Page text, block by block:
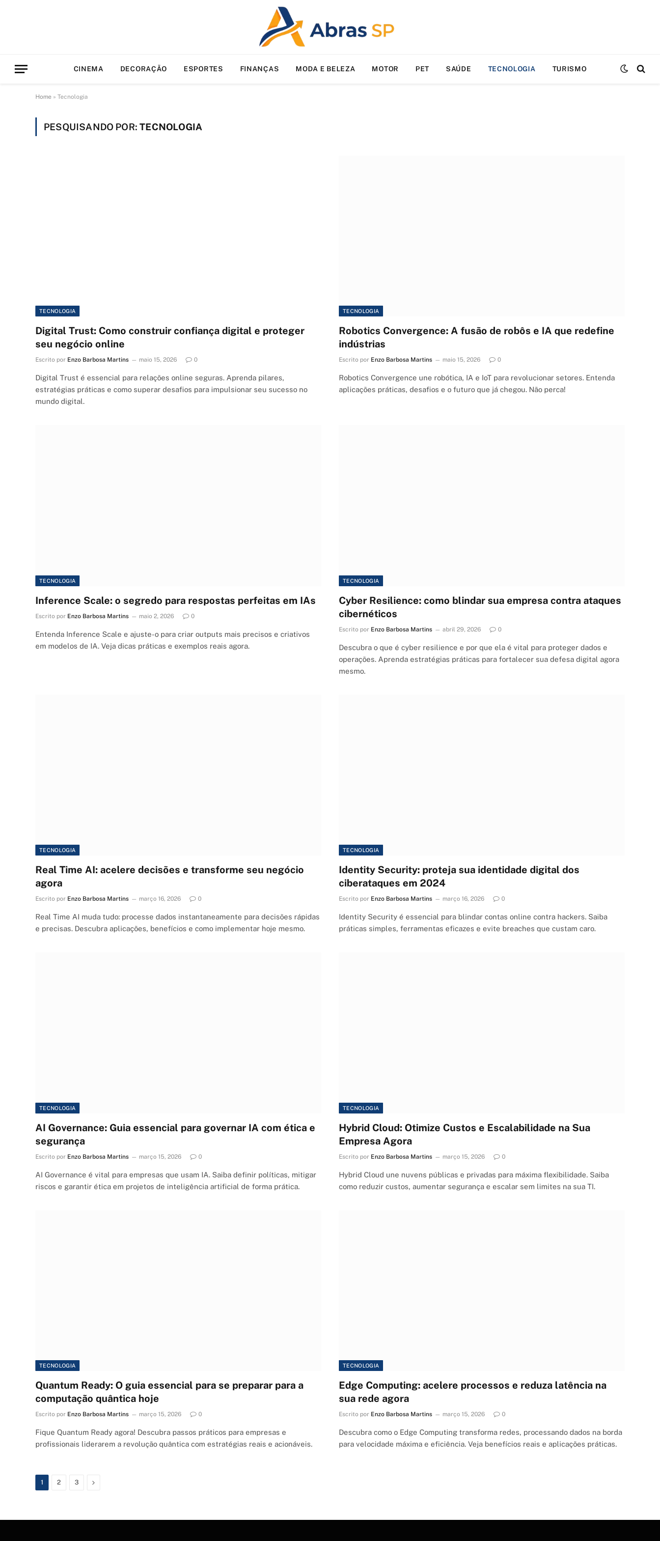
CINEMA DECORAÇÃO ESPORTES FINANÇAS MODA E BELEZA MOTOR PET SAÚDE TECNOLOGIA TURISMO
Home » Tecnologia
PESQUISANDO POR:TECNOLOGIA
TECNOLOGIA
Digital Trust: Como construir confiança digital e proteger
seu negócio online
Escrito por Enzo Barbosa Martins maio 15, 2026 0
Digital Trust é essencial para relações online seguras. Aprenda pilares,
estratégias práticas e como superar desafios para impulsionar seu sucesso no
mundo digital.
TECNOLOGIA
Robotics Convergence: A fusão de robôs e IA que redefine
indústrias
Escrito por Enzo Barbosa Martins maio 15, 2026 0
Robotics Convergence une robótica, IA e IoT para revolucionar setores. Entenda
aplicações práticas, desafios e o futuro que já chegou. Não perca!
TECNOLOGIA
Inference Scale: o segredo para respostas perfeitas em IAs
Escrito por Enzo Barbosa Martins maio 2, 2026 0
Entenda Inference Scale e ajuste-o para criar outputs mais precisos e criativos
em modelos de IA. Veja dicas práticas e exemplos reais agora.
TECNOLOGIA
Cyber Resilience: como blindar sua empresa contra ataques
cibernéticos
Escrito por Enzo Barbosa Martins abril 29, 2026 0
Descubra o que é cyber resilience e por que ela é vital para proteger dados e
operações. Aprenda estratégias práticas para fortalecer sua defesa digital agora
mesmo.
TECNOLOGIA
Real Time AI: acelere decisões e transforme seu negócio
agora
Escrito por Enzo Barbosa Martins março 16, 2026 0
Real Time AI muda tudo: processe dados instantaneamente para decisões rápidas
e precisas. Descubra aplicações, benefícios e como implementar hoje mesmo.
TECNOLOGIA
Identity Security: proteja sua identidade digital dos
ciberataques em 2024
Escrito por Enzo Barbosa Martins março 16, 2026 0
Identity Security é essencial para blindar contas online contra hackers. Saiba
práticas simples, ferramentas eficazes e evite breaches que custam caro.
TECNOLOGIA
AI Governance: Guia essencial para governar IA com ética e
segurança
Escrito por Enzo Barbosa Martins março 15, 2026 0
AI Governance é vital para empresas que usam IA. Saiba definir políticas, mitigar
riscos e garantir ética em projetos de inteligência artificial de forma prática.
TECNOLOGIA
Hybrid Cloud: Otimize Custos e Escalabilidade na Sua
Empresa Agora
Escrito por Enzo Barbosa Martins março 15, 2026 0
Hybrid Cloud une nuvens públicas e privadas para máxima flexibilidade. Saiba
como reduzir custos, aumentar segurança e escalar sem limites na sua TI.
TECNOLOGIA
Quantum Ready: O guia essencial para se preparar para a
computação quântica hoje
Escrito por Enzo Barbosa Martins março 15, 2026 0
Fique Quantum Ready agora! Descubra passos práticos para empresas e
profissionais liderarem a revolução quântica com estratégias reais e acionáveis.
TECNOLOGIA
Edge Computing: acelere processos e reduza latência na
sua rede agora
Escrito por Enzo Barbosa Martins março 15, 2026 0
Descubra como o Edge Computing transforma redes, processando dados na borda
para velocidade máxima e eficiência. Veja benefícios reais e aplicações práticas.
1 2 3 Next